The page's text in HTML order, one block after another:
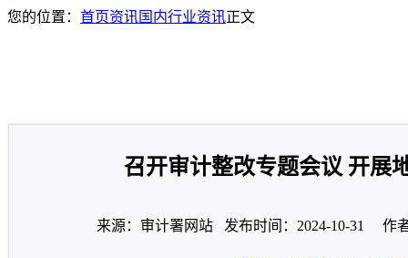
您的位置： 首页资讯国内行业资讯正文
召开审计整改专题会议 开展
来源：审计署网站 发布时间：2024-10-31 作